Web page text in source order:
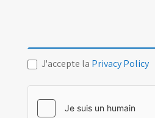
J'accepte la Privacy Policy